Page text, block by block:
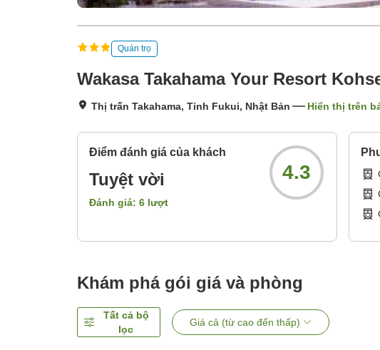
Quán trọ
Wakasa Takahama Your Resort
Thị trấn Takahama, Tỉnh Fukui, Nhật Bản Hiển thị trên
Điểm đánh giá của khách
Tuyệt vời
Đánh giá: 6 lượt
4.3
Khám phá gói giá và phòng
Tất cả bộ
lọc
Giá cả (từ cao đến thấp)